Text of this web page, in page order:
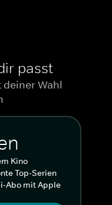
passt
deiner Wahl
Kino
Top-Serien
Abo mit Apple